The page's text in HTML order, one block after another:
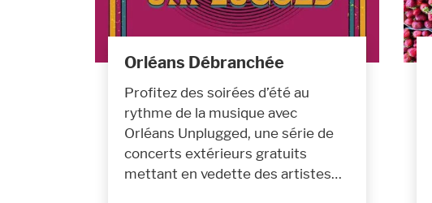
Orléans Débranchée
Profitez des soirées d’été au
rythme de la musique avec
Orléans Unplugged, une série de
concerts extérieurs gratuits
mettant en vedette des artistes…